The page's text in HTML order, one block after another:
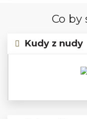
Co
Kudy z nudy